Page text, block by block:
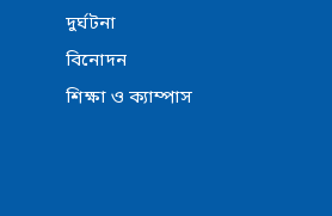
দুর্ঘটনা
বিনোদন
শিক্ষা ও ক্যাম্পাস